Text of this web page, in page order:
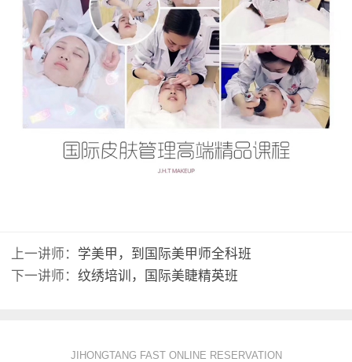
上一讲师： 学美甲，到国际美甲师全科班
下一讲师： 纹绣培训，国际美睫精英班
JIHONGTANG FAST ONLINE RESERVATION